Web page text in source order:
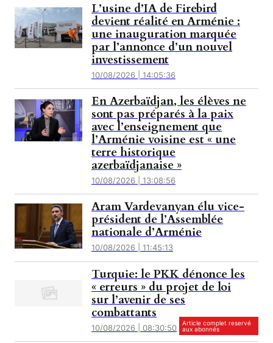
L’usine d’IA de Firebird
devient réalité en Arménie :
une inauguration marquée
par l’annonce d’un nouvel
investissement
10/08/2026 | 14:05:36
En Azerbaïdjan, les élèves ne
sont pas préparés à la paix
avec l’enseignement que
l’Arménie voisine est « une
terre historique
azerbaïdjanaise »
10/08/2026 | 13:08:56
Aram Vardevanyan élu vice-
président de l’Assemblée
nationale d’Arménie
10/08/2026 | 11:45:13
Turquie: le PKK dénonce les
« erreurs » du projet de loi
sur l’avenir de ses
combattants
10/08/2026 | 08:30:50
Article complet reservé
aux abonnés